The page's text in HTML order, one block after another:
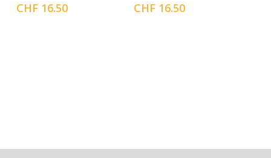
CHF16.50
CHF 16.50